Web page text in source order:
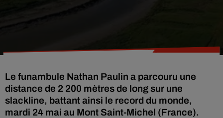
Le funambule Nathan Paulin a parcouru une
distance de 2 200 mètres de long sur une
slackline, battant ainsi le record du monde,
mardi 24 mai au Mont Saint-Michel (France).